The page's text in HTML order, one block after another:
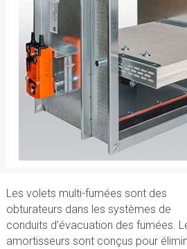
Les volets multi-fumées sont des
obturateurs dans les systèmes de
conduits d’évacuation des fumées.
amortisseurs sont conçus pour